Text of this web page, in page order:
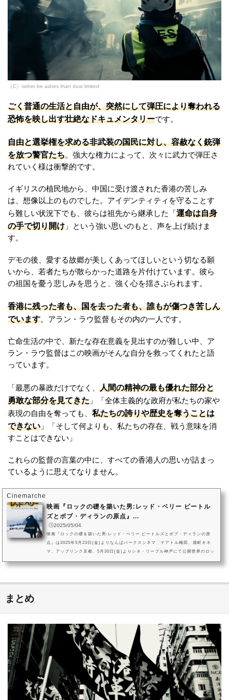
（C）rather be ashes than dust limited
ごく普通の生活と自由が、突然にして弾圧により奪われる
恐怖を映し出す壮絶なドキュメンタリーです。
自由と選挙権を求める非武装の国民に対し、容赦なく銃弾
を放つ警官たち。強大な権力によって、次々に武力で弾圧さ
れていく様は衝撃的です。
イギリスの植民地から、中国に受け渡された香港の苦しみ
は、想像以上のものでした。アイデンティティを守ることす
ら難しい状況下でも、彼らは祖先から継承した「 運命は自身
の手で切り開け 」という強い思いのもと、声を上げ続けま
す。
デモの後、愛する故郷が美しくあってほしいという切なる願
いから、若者たちが散らかった道路を片付けています。彼ら
の祖国を憂う悲しみを思うと、強く心を揺さぶられます。
香港に残った者も、国を去った者も、誰もが傷つき苦しん
でいます。アラン・ラウ監督もその内の一人です。
亡命生活の中で、新たな存在意義を見出すのが難しい中、ア
ラン・ラウ監督はこの映画がそんな自分を救ってくれたと語
っています。
「最悪の暴政だけでなく、 人間の精神の最も優れた部分と
勇敢な部分を見てきた 」「全体主義的な政府が私たちの家や
表現の自由を奪っても、 私たちの誇りや歴史を奪うことは
できない 」「そして何よりも、私たちの存在、戦う意味を消
すことはできない」
これらの監督の言葉の中に、すべての香港人の思いが詰まっ
ているように思えてなりません。
Cinemarche
映画『ロックの礎を築いた男:レッド・ベリー ビートル
ズとボブ・ディランの原点』...
2025/05/04
映画『ロックの礎を築いた男:レッド・ベリー ビートルズとボブ・ディランの原
点』は2025年5月23日(金)よりなんばパークスシネマ、テアトル梅田、扇町キネ
マ、アップリンク京都、5月30日(金)よりシネ・リーブル神戸にて公開世界のロッ
まとめ